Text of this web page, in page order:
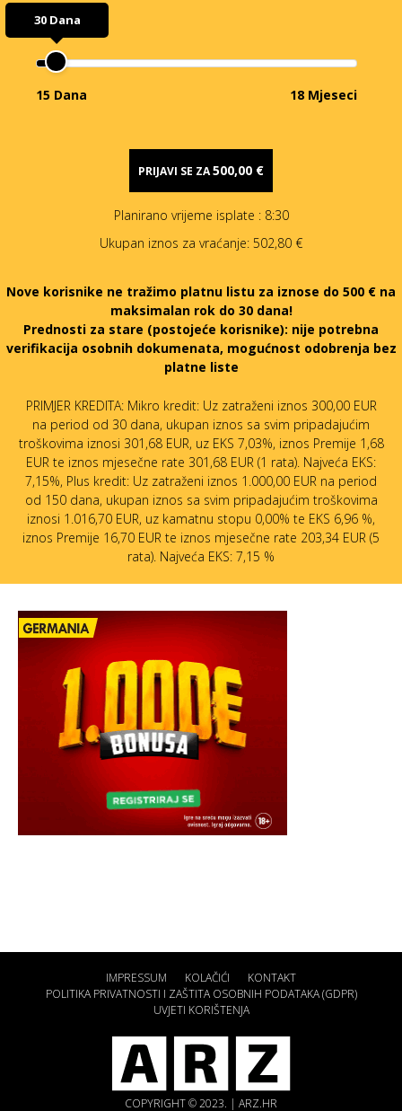
30 Dana
15 Dana 18 Mjeseci
PRIJAVI SE ZA500,00 €
Planirano vrijeme isplate : 8:30
Ukupan iznos za vraćanje: 502,80 €
Nove korisnike ne tražimo platnu listu za iznose do 500 € na
maksimalan rok do 30 dana!
Prednosti za stare (postojeće korisnike): nije potrebna
verifikacija osobnih dokumenata, mogućnost odobrenja bez
platne liste
PRIMJER KREDITA: Mikro kredit: Uz zatraženi iznos 300,00 EUR
na period od 30 dana, ukupan iznos sa svim pripadajućim
troškovima iznosi 301,68 EUR, uz EKS 7,03%, iznos Premije 1,68
EUR te iznos mjesečne rate 301,68 EUR (1 rata). Najveća EKS:
7,15%, Plus kredit: Uz zatraženi iznos 1.000,00 EUR na period
od 150 dana, ukupan iznos sa svim pripadajućim troškovima
iznosi 1.016,70 EUR, uz kamatnu stopu 0,00% te EKS 6,96 %,
iznos Premije 16,70 EUR te iznos mjesečne rate 203,34 EUR (5
rata). Najveća EKS: 7,15 %
IMPRESSUM KOLAČIĆI
KONTAKT
POLITIKA PRIVATNOSTI I ZAŠTITA OSOBNIH PODATAKA (GDPR)
UVJETI KORIŠTENJA
COPYRIGHT © 2023. | ARZ.HR